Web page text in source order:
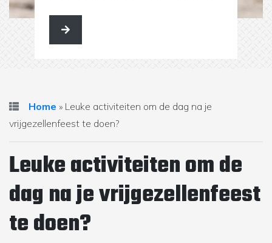
Home » Leuke activiteiten om de dag na je
vrijgezellenfeest te doen?
Leuke activiteiten om de
dag na je vrijgezellenfeest
te doen?